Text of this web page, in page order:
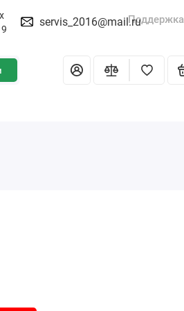
servis_2016@mail.ruПоддержка